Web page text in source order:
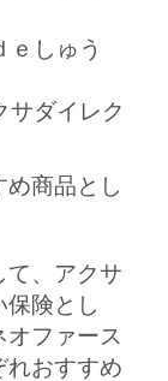
ｅしゅう
サダイレク
商品とし
て、アクサ
険とし
ファース
れおすすめ